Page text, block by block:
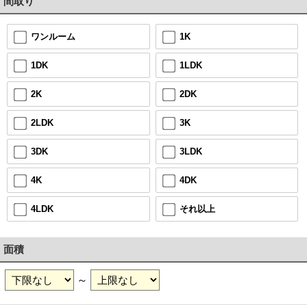
ワンルーム 1K
1DK 1LDK
2K 2DK
2LDK 3K
3DK 3LDK
4K 4DK
4LDK それ以上
面積
～